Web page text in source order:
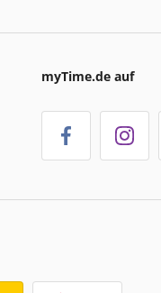
myTime.de auf